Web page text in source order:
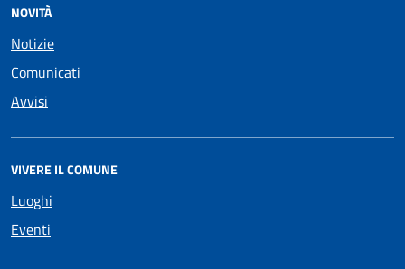
NOVITÀ
Notizie
Comunicati
Avvisi
VIVERE IL COMUNE
Luoghi
Eventi